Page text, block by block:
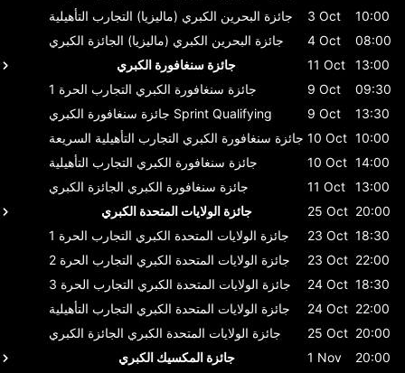
جائزة البحرين الكبري (ماليزيا) التجارب التأهيلية 3 Oct
10:00
جائزة البحرين الكبري (ماليزيا) الجائزة الكبري 4 Oct
08:00
جائزة سنغافورة الكبري
11 Oct
13:00
جائزة سنغافورة الكبري التجارب الحرة 1 9 Oct
09:30
جائزة سنغافورة الكبري Sprint Qualifying 9 Oct
13:30
جائزة سنغافورة الكبري التجارب التأهيلية السريعة 10 Oct 10:00
جائزة سنغافورة الكبري التجارب التأهيلية 10 Oct 14:00
جائزة سنغافورة الكبري الجائزة الكبري 11 Oct
13:00
جائزة الولايات المتحدة الكبري
25 Oct 20:00
جائزة الولايات المتحدة الكبري التجارب الحرة 1 23 Oct 18:30
جائزة الولايات المتحدة الكبري التجارب الحرة 2 23 Oct 22:00
جائزة الولايات المتحدة الكبري التجارب الحرة 3 24 Oct 18:30
جائزة الولايات المتحدة الكبري التجارب التأهيلية 24 Oct 22:00
جائزة الولايات المتحدة الكبري الجائزة الكبري 25 Oct 20:00
جائزة المكسيك الكبري
1 Nov 20:00